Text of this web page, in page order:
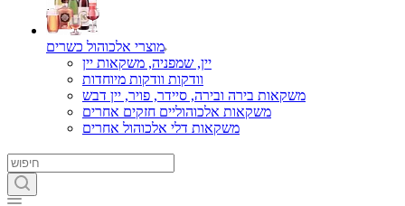
מוצרי אלכוהול כשרים
יין, שמפניה, משקאות יין
וודקות וודקות מיוחדות
משקאות בירה ובירה, סיידר, פויר, יין דבש
משקאות אלכוהוליים חזקים אחרים
משקאות דלי אלכוהול אחרים